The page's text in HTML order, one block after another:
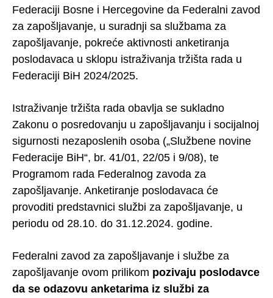
Federaciji Bosne i Hercegovine da Federalni zavod
za zapošljavanje, u suradnji sa službama za
zapošljavanje, pokreće aktivnosti anketiranja
poslodavaca u sklopu istraživanja tržišta rada u
Federaciji BiH 2024/2025.
Istraživanje tržišta rada obavlja se sukladno
Zakonu o posredovanju u zapošljavanju i socijalnoj
sigurnosti nezaposlenih osoba („Službene novine
Federacije BiH“, br. 41/01, 22/05 i 9/08), te
Programom rada Federalnog zavoda za
zapošljavanje. Anketiranje poslodavaca će
provoditi predstavnici službi za zapošljavanje, u
periodu od 28.10. do 31.12.2024. godine.
Federalni zavod za zapošljavanje i službe za
zapošljavanje ovom prilikom pozivaju poslodavce
da se odazovu anketarima iz službi za